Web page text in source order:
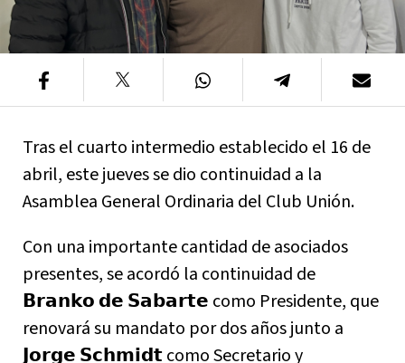
Tras el cuarto intermedio establecido el 16 de
abril, este jueves se dio continuidad a la
Asamblea General Ordinaria del Club Unión.
Con una importante cantidad de asociados
presentes, se acordó la continuidad de
𝗕𝗿𝗮𝗻𝗸𝗼 𝗱𝗲 𝗦𝗮𝗯𝗮𝗿𝘁𝗲 como Presidente, que
renovará su mandato por dos años junto a
𝗝𝗼𝗿𝗴𝗲 𝗦𝗰𝗵𝗺𝗶𝗱𝘁 como Secretario y